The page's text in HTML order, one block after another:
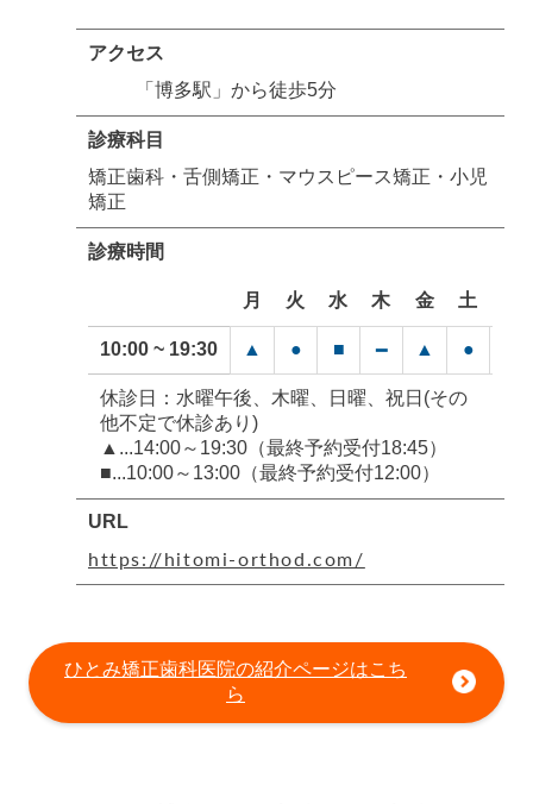
アクセス
「博多駅」から徒歩5分
診療科目
矯正歯科・舌側矯正・マウスピース矯正・小児
矯正
診療時間
月 火 水 木 金 土
10:00 ~ 19:30 ▲ ● ■ ━ ▲ ●
休診日：水曜午後、木曜、日曜、祝日(その
他不定で休診あり)
▲...14:00～19:30（最終予約受付18:45）
■...10:00～13:00（最終予約受付12:00）
URL
https://hitomi-orthod.com/
ひとみ矯正歯科医院の紹介ページはこち
ら